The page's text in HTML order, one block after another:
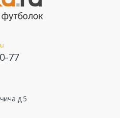
77
д 5